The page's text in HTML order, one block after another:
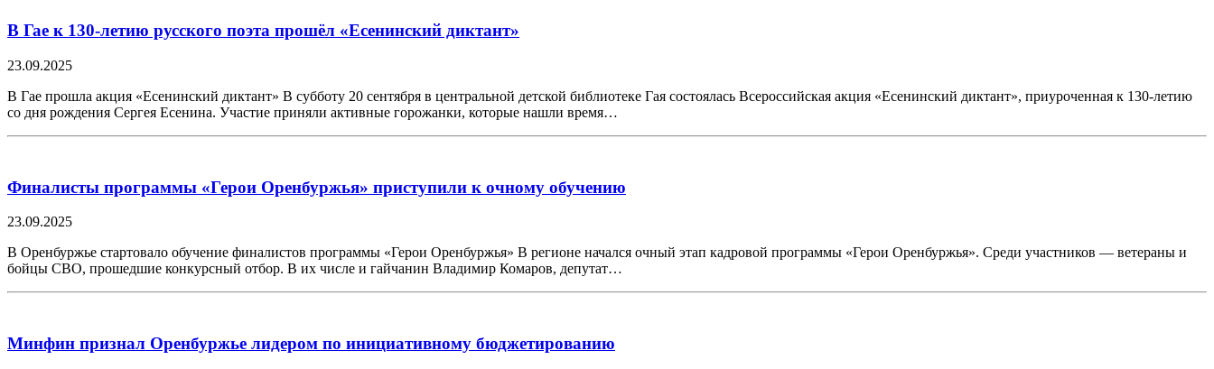
В Гае к 130-летию русского поэта прошёл «Есенинский диктант»
23.09.2025
В Гае прошла акция «Есенинский диктант» В субботу 20 сентября в центральной детской библиотеке Гая состоялась Всероссийская акция «Есенинский диктант», приуроченная к 130-летию
со дня рождения Сергея Есенина. Участие приняли активные горожанки, которые нашли время…
Финалисты программы «Герои Оренбуржья» приступили к очному обучению
23.09.2025
В Оренбуржье стартовало обучение финалистов программы «Герои Оренбуржья» В регионе начался очный этап кадровой программы «Герои Оренбуржья». Среди участников — ветераны и
бойцы СВО, прошедшие конкурсный отбор. В их числе и гайчанин Владимир Комаров, депутат…
Минфин признал Оренбуржье лидером по инициативному бюджетированию